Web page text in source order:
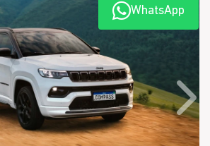
WhatsApp